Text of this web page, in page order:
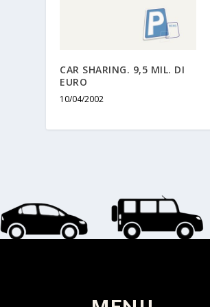
CAR SHARING. 9,5 MIL. DI
EURO
10/04/2002